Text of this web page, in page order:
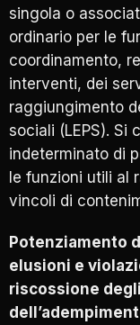
singola o
ordinario per le
coordinamento,
interventi, dei
raggiungimento
sociali (LEPS). Si
indeterminato di
le funzioni utili al
vincoli di
Potenziamento
elusioni e
riscossione